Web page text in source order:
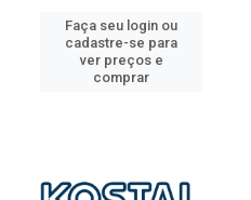
Faça seu login ou
cadastre-se para
ver preços e
comprar